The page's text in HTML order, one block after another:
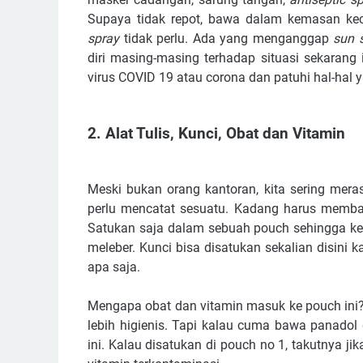
Supaya tidak repot, bawa dalam kemasan
spraytidak perlu. Ada yang menganggap sun
diri masing-masing terhadap situasi
virus COVID 19 atau corona dan patuhi hal-hal
2. Alat Tulis, Kunci, Obat dan Vitamin
Meski bukan orang kantoran, kita sering
perlu mencatat sesuatu. Kadang harus
Satukan saja dalam sebuah pouch sehingga
meleber. Kunci bisa disatukan sekalian disini
apa saja.
Mengapa obat dan vitamin masuk ke pouch
lebih higienis. Tapi kalau cuma bawa
ini. Kalau disatukan di pouch no 1, takutnya